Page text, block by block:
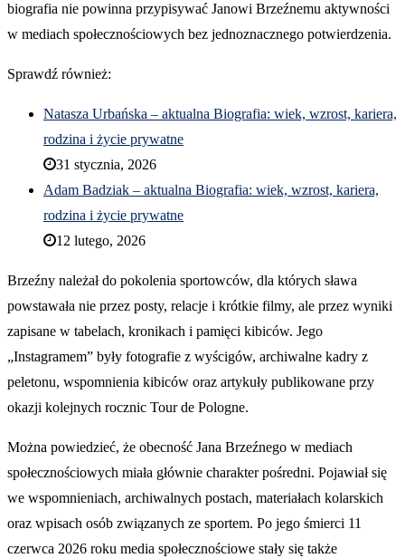
biografia nie powinna przypisywać Janowi Brzeźnemu aktywności
w mediach społecznościowych bez jednoznacznego potwierdzenia.
Sprawdź również:
Natasza Urbańska – aktualna Biografia: wiek, wzrost, kariera,
rodzina i życie prywatne
31 stycznia, 2026
Adam Badziak – aktualna Biografia: wiek, wzrost, kariera,
rodzina i życie prywatne
12 lutego, 2026
Brzeźny należał do pokolenia sportowców, dla których sława
powstawała nie przez posty, relacje i krótkie filmy, ale przez wyniki
zapisane w tabelach, kronikach i pamięci kibiców. Jego
„Instagramem” były fotografie z wyścigów, archiwalne kadry z
peletonu, wspomnienia kibiców oraz artykuły publikowane przy
okazji kolejnych rocznic Tour de Pologne.
Można powiedzieć, że obecność Jana Brzeźnego w mediach
społecznościowych miała głównie charakter pośredni. Pojawiał się
we wspomnieniach, archiwalnych postach, materiałach kolarskich
oraz wpisach osób związanych ze sportem. Po jego śmierci 11
czerwca 2026 roku media społecznościowe stały się także